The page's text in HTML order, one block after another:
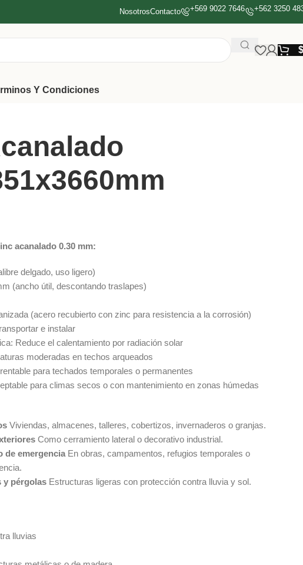
NosotrosContacto +569 9022 7646 +562 3250
$
Y Condiciones
acanalado 0.30 mm:
delgado, uso ligero)
(ancho útil, descontando traslapes)
(acero recubierto con zinc para resistencia a la corrosión)
e instalar
Reduce el calentamiento por radiación solar
moderadas en techos arqueados
para techados temporales o permanentes
para climas secos o con mantenimiento en zonas húmedas
Viviendas, almacenes, talleres, cobertizos, invernaderos o granjas.
Como cerramiento lateral o decorativo industrial.
de emergencia En obras, campamentos, refugios temporales o
y pérgolas Estructuras ligeras con protección contra lluvia y sol.
lluvias